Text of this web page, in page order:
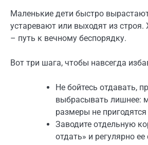
Маленькие дети быстро
устаревают или выходят из строя.
– путь к вечному беспорядку.
Вот три шага, чтобы навсегда
Не бойтесь отдавать,
выбрасывать лишнее:
размеры не пригодятся
Заводите отдельную
отдать» и регулярно